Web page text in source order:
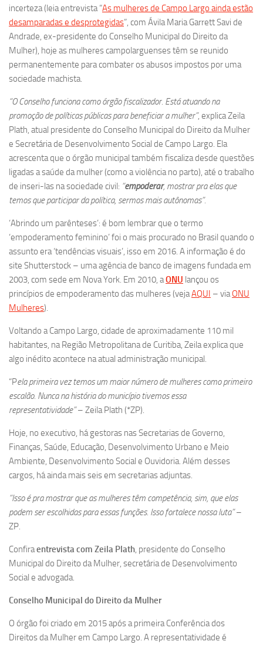
incerteza (leia entrevista “As mulheres de Campo Largo ainda estão
desamparadas e desprotegidas”, com Ávila Maria Garrett Savi de
Andrade, ex-presidente do Conselho Municipal do Direito da
Mulher), hoje as mulheres campolarguenses têm se reunido
permanentemente para combater os abusos impostos por uma
sociedade machista.
“O Conselho funciona como órgão fiscalizador. Está atuando na
promoção de políticas públicas para beneficiar a mulher”, explica Zeila
Plath, atual presidente do Conselho Municipal do Direito da Mulher
e Secretária de Desenvolvimento Social de Campo Largo. Ela
acrescenta que o órgão municipal também fiscaliza desde questões
ligadas a saúde da mulher (como a violência no parto), até o trabalho
de inseri-las na sociedade civil: “empoderar, mostrar pra elas que
temos que participar da política, sermos mais autônomas”.
‘Abrindo um parênteses’: é bom lembrar que o termo
‘empoderamento feminino’ foi o mais procurado no Brasil quando o
assunto era ‘tendências visuais’, isso em 2016. A informação é do
site Shutterstock – uma agência de banco de imagens fundada em
2003, com sede em Nova York. Em 2010, aONU lançou os
princípios de empoderamento das mulheres (vejaAQUI – viaONU
Mulheres).
Voltando a Campo Largo, cidade de aproximadamente 110 mil
habitantes, na Região Metropolitana de Curitiba, Zeila explica que
algo inédito acontece na atual administração municipal.
“Pela primeira vez temos um maior número de mulheres como primeiro
escalão. Nunca na história do município tivemos essa
representatividade”– Zeila Plath (*ZP).
Hoje, no executivo, há gestoras nas Secretarias de Governo,
Finanças, Saúde, Educação, Desenvolvimento Urbano e Meio
Ambiente, Desenvolvimento Social e Ouvidoria. Além desses
cargos, há ainda mais seis em secretarias adjuntas.
“Isso é pra mostrar que as mulheres têm competência, sim, que elas
podem ser escolhidas para essas funções. Isso fortalece nossa luta”–
ZP.
Confiraentrevista com Zeila Plath, presidente do Conselho
Municipal do Direito da Mulher, secretária de Desenvolvimento
Social e advogada.
Conselho Municipal do Direito da Mulher
O órgão foi criado em 2015 após a primeira Conferência dos
Direitos da Mulher em Campo Largo. A representatividade é